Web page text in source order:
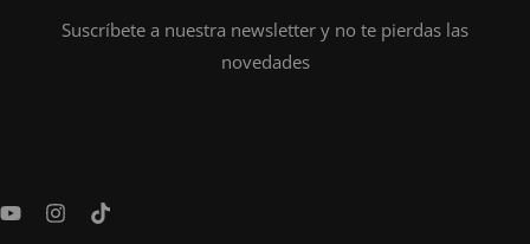
Suscríbete a nuestra newsletter y no te pierdas las
novedades
Y
I
T